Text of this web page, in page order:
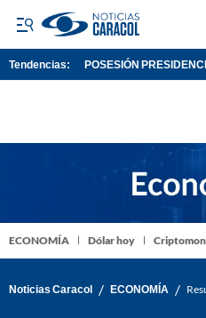
Tendencias: POSESIÓN
ECONOMÍA Dólar hoy
Noticias Caracol / ECONOMÍA /